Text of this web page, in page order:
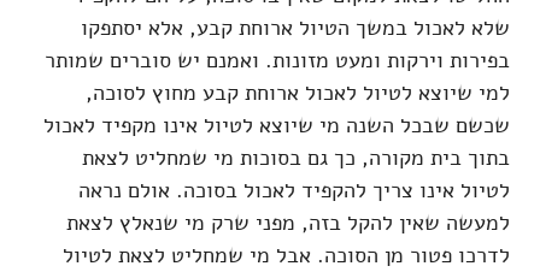
שלא לאכול במשך הטיול ארוחת קבע, אלא יסתפקו
בפירות וירקות ומעט מזונות. ואמנם יש סוברים שמותר
למי שיוצא לטיול לאכול ארוחת קבע מחוץ לסוכה,
שכשם שבכל השנה מי שיוצא לטיול אינו מקפיד לאכול
בתוך בית מקורה, כך גם בסוכות מי שמחליט לצאת
לטיול אינו צריך להקפיד לאכול בסוכה. אולם נראה
למעשה שאין להקל בזה, מפני שרק מי שנאלץ לצאת
לדרכו פטור מן הסוכה. אבל מי שמחליט לצאת לטיול